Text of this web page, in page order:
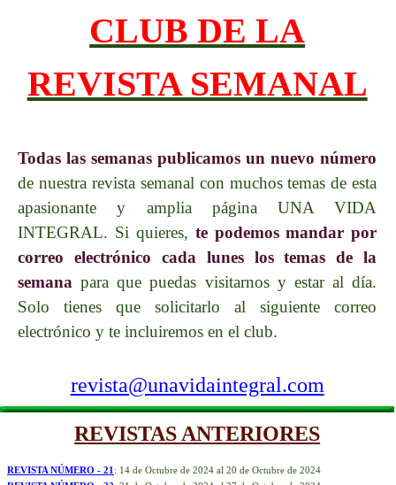
CLUB DE LA
REVISTA SEMANAL
Todas las semanas publicamos un nuevo número
de nuestra revista semanal con muchos temas de esta
apasionante y amplia página UNA VIDA
INTEGRAL. Si quieres, te podemos mandar por
correo electrónico cada lunes los temas de la
semana para que puedas visitarnos y estar al día.
Solo tienes que solicitarlo al siguiente correo
electrónico y te incluiremos en el club.
revista@unavidaintegral.com
REVISTAS ANTERIORES
REVISTA NÚMERO - 21: 14 de Octubre de 2024 al 20 de Octubre de 2024